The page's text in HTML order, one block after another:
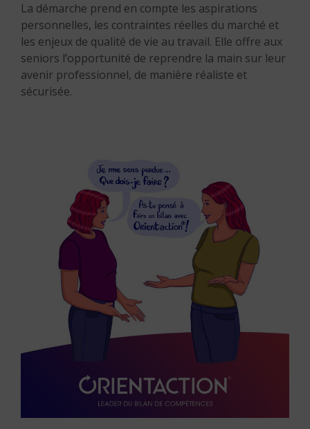
La démarche prend en compte les aspirations
personnelles, les contraintes réelles du marché et
les enjeux de qualité de vie au travail. Elle offre aux
seniors l’opportunité de reprendre la main sur leur
avenir professionnel, de manière réaliste et
sécurisée.